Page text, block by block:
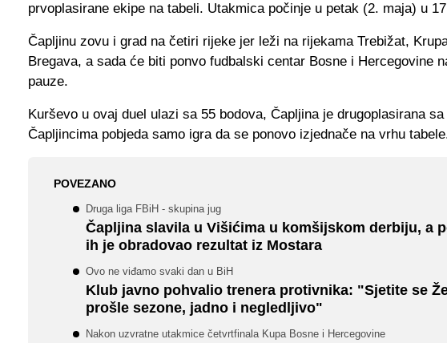
prvoplasirane ekipe na tabeli. Utakmica počinje u petak (2. maja) u
Čapljinu zovu i grad na četiri rijeke jer leži na rijekama Trebižat,
Bregava, a sada će biti ponvo fudbalski centar Bosne i Hercegovine
pauze.
Kurševo u ovaj duel ulazi sa 55 bodova, Čapljina je drugoplasirana sa
Čapljincima pobjeda samo igra da se ponovo izjednače na vrhu
POVEZANO
Druga liga FBiH - skupina jug
Čapljina slavila u Višićima u komšijskom derbiju, a
ih je obradovao rezultat iz Mostara
Ovo ne viđamo svaki dan u BiH
Klub javno pohvalio trenera protivnika: "Sjetite se
prošle sezone, jadno i negledljivo"
Nakon uzvratne utakmice četvrtfinala Kupa Bosne i Hercegovine